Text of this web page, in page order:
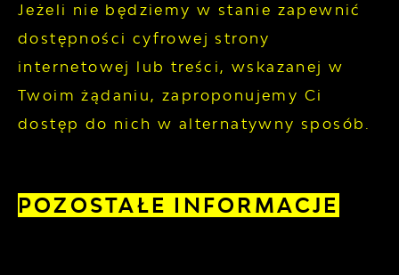
Jeżeli nie będziemy w stanie zapewnić
dostępności cyfrowej strony
internetowej lub treści, wskazanej w
Twoim żądaniu, zaproponujemy Ci
dostęp do nich w alternatywny sposób.
POZOSTAŁE INFORMACJE